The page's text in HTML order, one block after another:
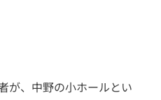
が、中野の小ホールとい